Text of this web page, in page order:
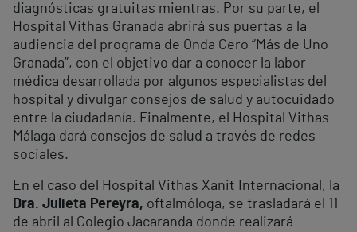
diagnósticas gratuitas mientras. Por su parte, el
Hospital Vithas Granada abrirá sus puertas a la
audiencia del programa de Onda Cero “Más de Uno
Granada”, con el objetivo dar a conocer la labor
médica desarrollada por algunos especialistas del
hospital y divulgar consejos de salud y autocuidado
entre la ciudadanía. Finalmente, el Hospital Vithas
Málaga dará consejos de salud a través de redes
sociales.
En el caso del Hospital Vithas Xanit Internacional, la
Dra. Julieta Pereyra, oftalmóloga, se trasladará el 11
de abril al Colegio Jacaranda donde realizará